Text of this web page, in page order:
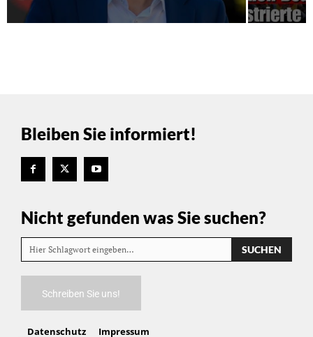
Bleiben Sie informiert!
Nicht gefunden was Sie suchen?
Hier Schlagwort eingeben… SUCHEN
Schreiben Sie uns!
Datenschutz Impressum